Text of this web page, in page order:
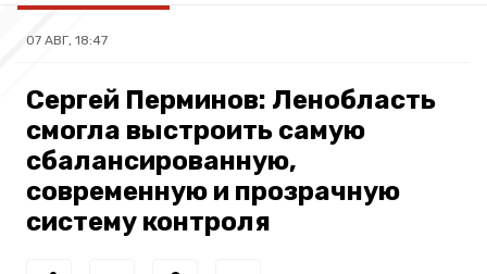
07 АВГ, 18:47
Сергей Перминов: Ленобласть
смогла выстроить самую
сбалансированную,
современную и прозрачную
систему контроля